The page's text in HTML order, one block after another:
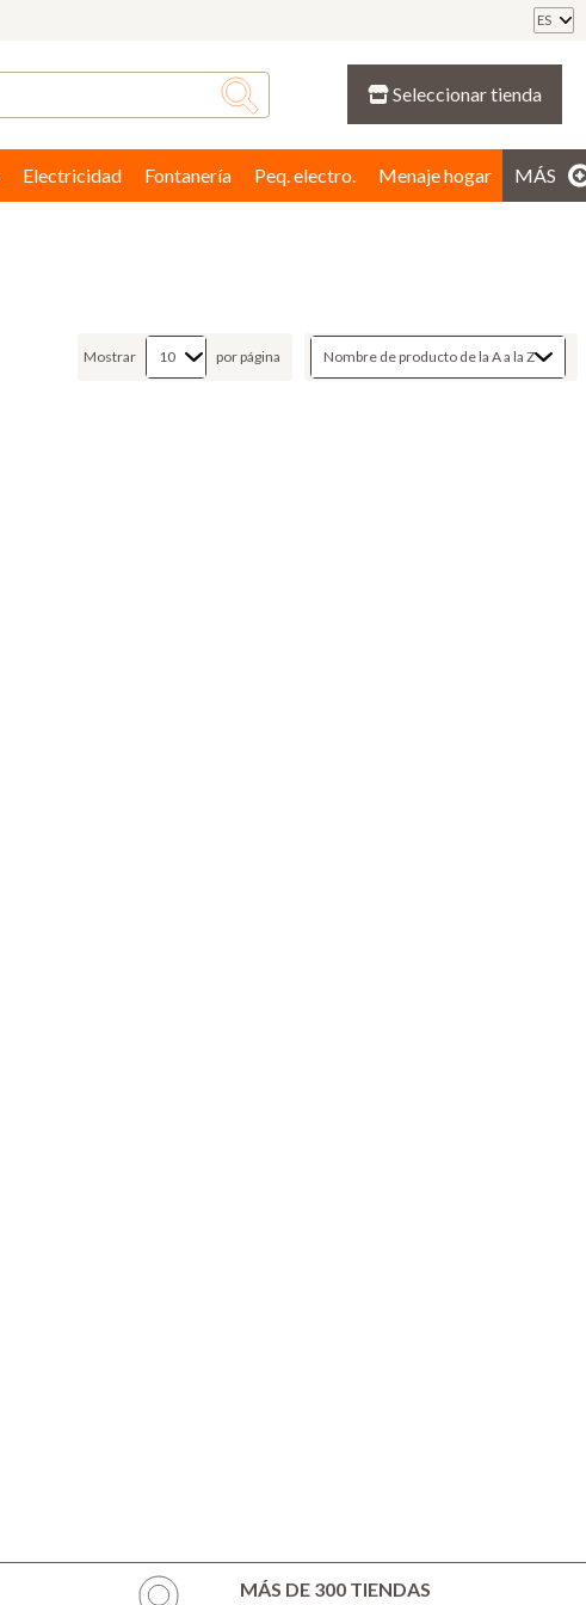
ES
Seleccionar tienda
Electricidad Fontanería Peq. electro. Menaje hogar MÁS
Mostrar por página
MÁS DE 300 TIENDAS